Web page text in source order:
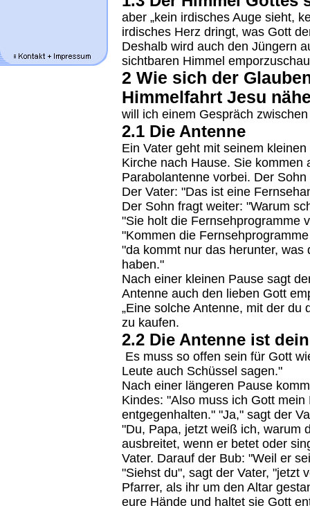
aber „kein irdisches Auge sieht,
irdisches Herz dringt, was Gott
Deshalb wird auch den Jüngern
sichtbaren Himmel
2 Wie sich der
Himmelfahrt Jesu
will ich einem Gespräch
2.1 Die Antenne
Ein Vater geht mit seinem
Kirche nach Hause. Sie
Parabolantenne vorbei. Der
Der Vater: "Das ist eine
Der Sohn fragt weiter: "Warum
"Sie holt die Fernsehprogramme
"Kommen die
"da kommt nur das herunter,
haben."
Nach einer kleinen Pause sagt
Antenne auch den lieben Gott
„Eine solche Antenne, mit der
zu kaufen.
2.2 Die Antenne ist
Es muss so offen sein für Gott
Leute auch Schüssel sagen."
Nach einer längeren Pause
Kindes: "Also muss ich Gott
entgegenhalten." "Ja," sagt der
"Du, Papa, jetzt weiß ich, warum
ausbreitet, wenn er betet oder
Vater. Darauf der Bub: "Weil er
"Siehst du", sagt der Vater, "jetzt
Pfarrer, als ihr um den Altar
eure Hände und haltet sie Gott